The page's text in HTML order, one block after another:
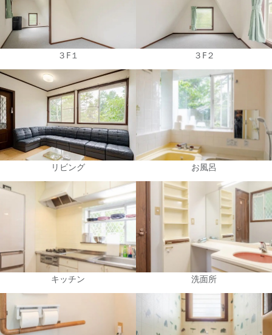
３F１ ３F２
リビング お風呂
キッチン 洗面所